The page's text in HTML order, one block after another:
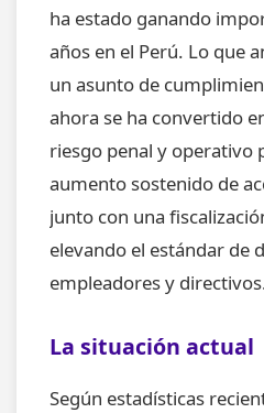
ha estado ganando
años en el Perú. Lo que
un asunto de
ahora se ha convertido
riesgo penal y operativo
aumento sostenido de
junto con una
elevando el estándar de
empleadores y
La situación actual
Según estadísticas